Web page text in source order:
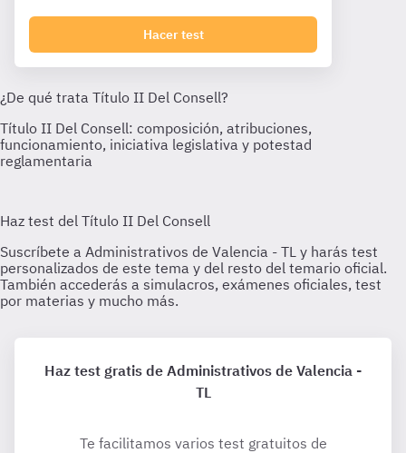
Hacer test
Haz test gratis de Administrativos de Valencia -
TL
Te facilitamos varios test gratuitos de